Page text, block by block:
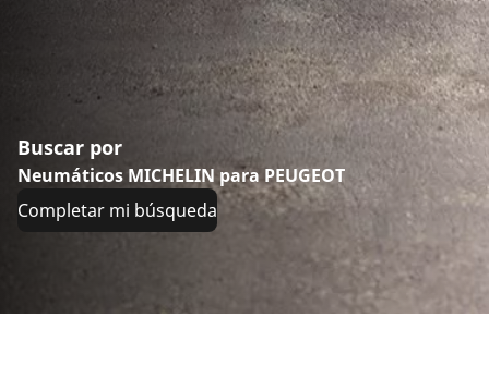
Buscar por
Neumáticos MICHELIN para PEUGEOT
Completar mi búsqueda